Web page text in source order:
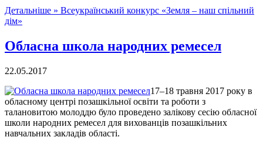
Детальніше » Всеукраїнський конкурс «Земля – наш спільний
дім»
Обласна школа народних ремесел
22.05.2017
17–18 травня 2017 року в
обласному центрі позашкільної освіти та роботи з
талановитою молоддю було проведено залікову сесію обласної
школи народних ремесел для вихованців позашкільних
навчальних закладів області.